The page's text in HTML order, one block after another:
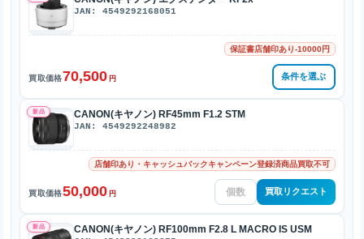
JAN: 4549292168051
保証書店舗印あり-10000円
買取価格70,500 円 条件を選ぶ
新品 CANON(キヤノン) RF45mm F1.2 STM
JAN: 4549292248982
店舗印あり・キャッシュバックキャンペーン登録済商品買取不可
買取価格50,000 円 買取リクエスト
新品 CANON(キヤノン) RF100mm F2.8 L MACRO IS USM